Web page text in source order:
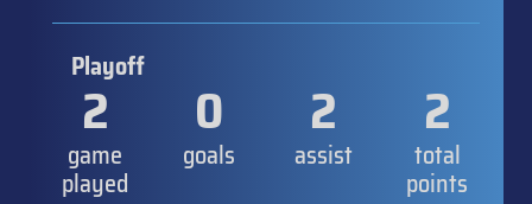
Playoff
2
game
played
0
goals
2
assist
2
total
points